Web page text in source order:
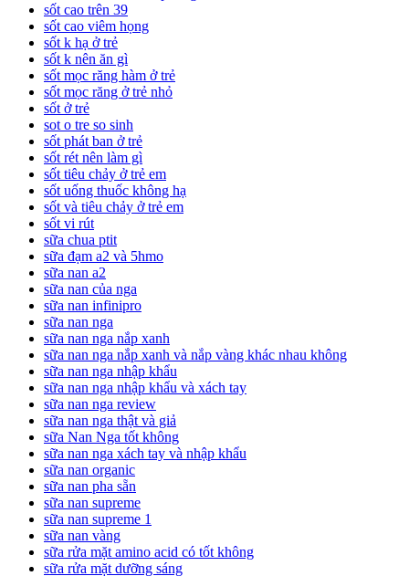
sốt cao trên 39
sốt cao viêm họng
sốt k hạ ở trẻ
sốt k nên ăn gì
sốt mọc răng hàm ở trẻ
sốt mọc răng ở trẻ nhỏ
sốt ở trẻ
sot o tre so sinh
sốt phát ban ở trẻ
sốt rét nên làm gì
sốt tiêu chảy ở trẻ em
sốt uống thuốc không hạ
sốt và tiêu chảy ở trẻ em
sốt vi rút
sữa chua ptit
sữa đạm a2 và 5hmo
sữa nan a2
sữa nan của nga
sữa nan infinipro
sữa nan nga
sữa nan nga nắp xanh
sữa nan nga nắp xanh và nắp vàng khác nhau không
sữa nan nga nhập khẩu
sữa nan nga nhập khẩu và xách tay
sữa nan nga review
sữa nan nga thật và giả
sữa Nan Nga tốt không
sữa nan nga xách tay và nhập khẩu
sữa nan organic
sữa nan pha sẵn
sữa nan supreme
sữa nan supreme 1
sữa nan vàng
sữa rửa mặt amino acid có tốt không
sữa rửa mặt dưỡng sáng